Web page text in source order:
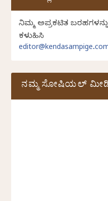
ನಿಮ್ಮ ಅಪ್ರಕಟಿತ
ಕಳುಹಿಸಿ
ನಮ್ಮ ಸೋಷಿಯಲ್‌